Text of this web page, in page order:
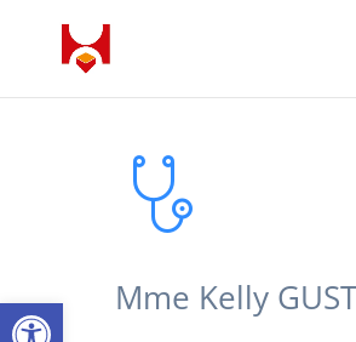
Open toolbarMme Kelly